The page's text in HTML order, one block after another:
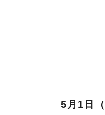
5月1日